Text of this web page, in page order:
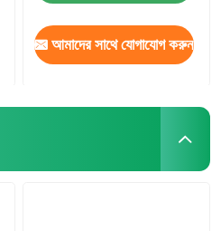
আমাদের সাথে যোগাযোগ করুন